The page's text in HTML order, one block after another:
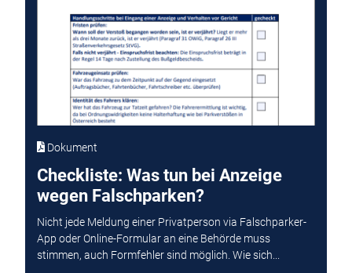
Dokument
Checkliste: Was tun bei Anzeige
wegen Falschparken?
Nicht jede Meldung einer Privatperson via Falschparker-
App oder Online-Formular an eine Behörde muss
stimmen, auch Formfehler sind möglich. Wie sich...